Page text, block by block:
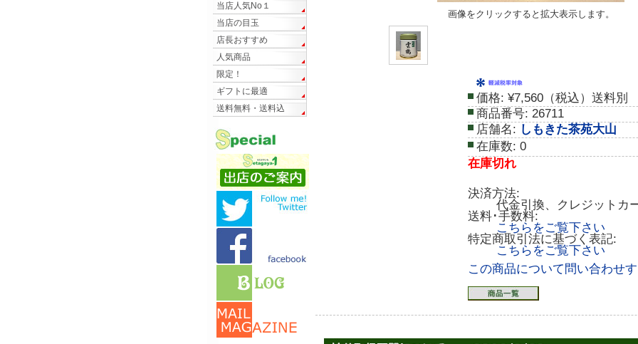
画像をクリックすると拡大表示します。
価格: ¥7,560（税込）送料別
商品番号: 26711
店舗名: しもきた茶苑大山
在庫数: 0
在庫切れ
決済方法:
代金引換、クレジットカ
送料･手数料:
こちらをご覧下さい
特定商取引法に基づく表記:
こちらをご覧下さい
この商品について問い合わせ
当店人気No１
当店の目玉
店長おすすめ
人気商品
限定！
ギフトに最適
送料無料・送料込